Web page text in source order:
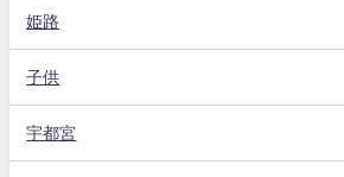
姫路
子供
宇都宮